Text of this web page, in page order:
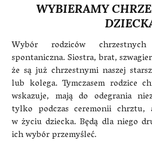
WYBIERAMY
Wybór rodziców
spontaniczna. Siostra, brat,
że są już chrzestnymi naszej
lub kolega. Tymczasem rodzice
wskazuje, mają do odegrania
tylko podczas ceremonii chrztu,
w życiu dziecka. Będą dla niego
ich wybór przemyśleć.